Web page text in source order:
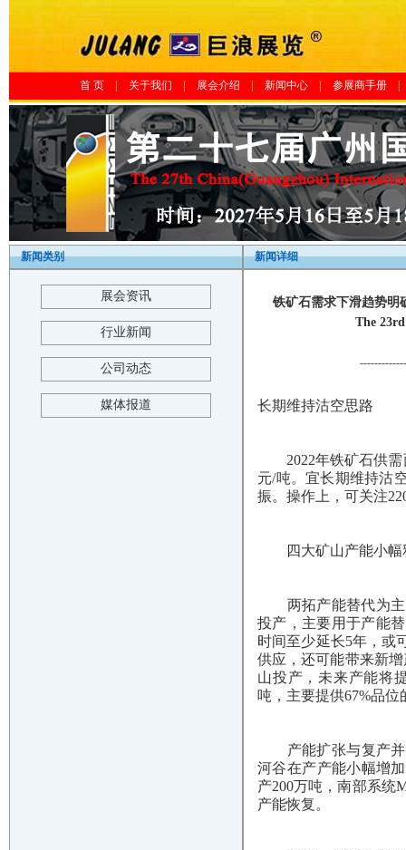
首 页 关于我们 展会介绍 新闻中心 参展商手册|
新闻类别
展会资讯
行业新闻
公司动态
媒体报道
新闻详细
铁矿石需求下滑趋势明
The
长期维持沽空思路
2022年铁矿石供需
元/吨。宜长期维持沽
振。操作上，可关注
四大矿山产能小幅
两拓产能替代为主
投产，主要用于产能
时间至少延长5年，或
供应，还可能带来新
山投产，未来产能将
吨，主要提供67%品位
产能扩张与复产并
河谷在产产能小幅增
产200万吨，南部系统
产能恢复。